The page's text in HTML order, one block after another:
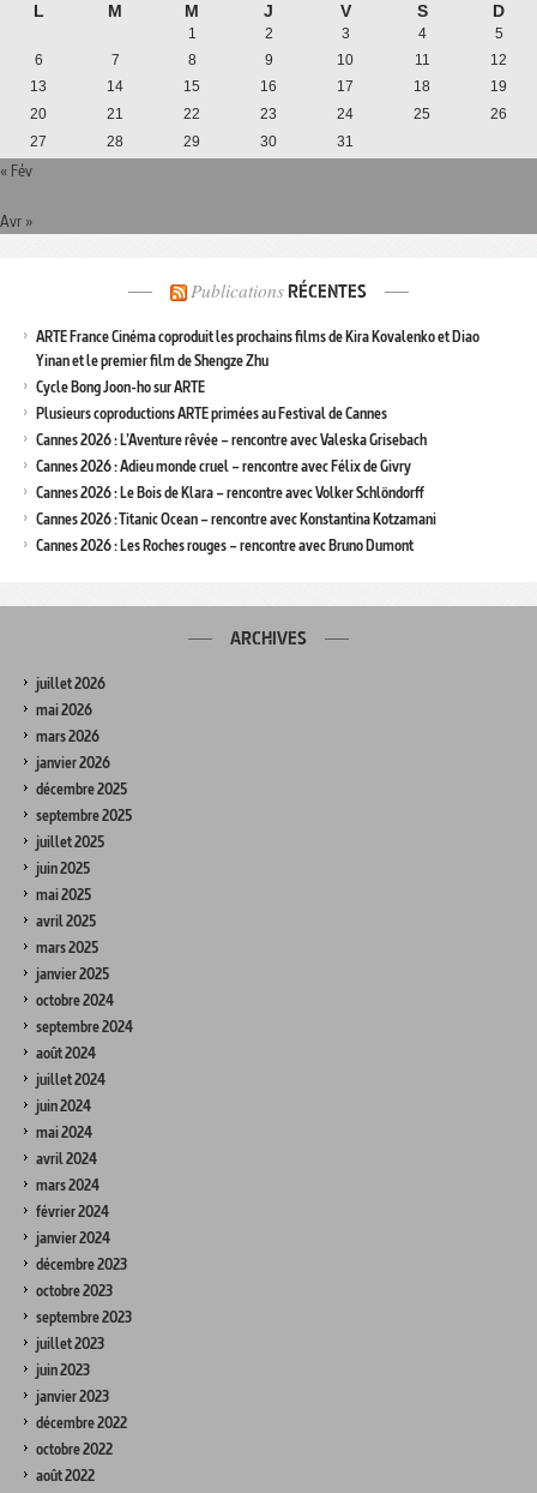
L M M J V S D
1 2 3 4
5
6
7 8 9 10 11
12
13
14 15 16 17 18
19
20
21 22 23 24 25
26
27
28 29 30 31
« Fév
Avr »
Publications RÉCENTES
ARTE France Cinéma coproduit les prochains films de Kira Kovalenko et Diao
Yinan et le premier film de Shengze Zhu
Cycle Bong Joon-ho sur ARTE
Plusieurs coproductions ARTE primées au Festival de Cannes
Cannes 2026 : L’Aventure rêvée – rencontre avec Valeska Grisebach
Cannes 2026 : Adieu monde cruel – rencontre avec Félix de Givry
Cannes 2026 : Le Bois de Klara – rencontre avec Volker Schlöndorff
Cannes 2026 : Titanic Ocean – rencontre avec Konstantina Kotzamani
Cannes 2026 : Les Roches rouges – rencontre avec Bruno Dumont
ARCHIVES
juillet 2026
mai 2026
mars 2026
janvier 2026
décembre 2025
septembre 2025
juillet 2025
juin 2025
mai 2025
avril 2025
mars 2025
janvier 2025
octobre 2024
septembre 2024
août 2024
juillet 2024
juin 2024
mai 2024
avril 2024
mars 2024
février 2024
janvier 2024
décembre 2023
octobre 2023
septembre 2023
juillet 2023
juin 2023
janvier 2023
décembre 2022
octobre 2022
août 2022